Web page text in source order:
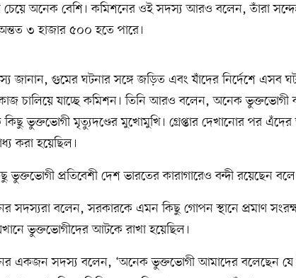
চেয়ে অনেক বেশি। কমিশনের ওই সদস্য আরও বলেন, তাঁরা
৩ হাজার ৫০০ হতে পারে।
জানান, গুমের ঘটনার সঙ্গে জড়িত এবং যাঁদের নির্দেশে এসব
চালিয়ে যাচ্ছে কমিশন। তিনি আরও বলেন, অনেক ভুক্তভোগী
ভুক্তভোগী মৃত্যুদণ্ডের মুখোমুখি। গ্রেপ্তার দেখানোর পর এঁদের
করা হয়েছিল।
ভুক্তভোগী প্রতিবেশী দেশ ভারতের কারাগারেও বন্দী রয়েছেন বলে
সদস্যরা বলেন, সরকারকে এমন কিছু গোপন স্থানে প্রমাণ
ভুক্তভোগীদের আটকে রাখা হয়েছিল।
একজন সদস্য বলেন, ‘অনেক ভুক্তভোগী আমাদের বলেছেন যে